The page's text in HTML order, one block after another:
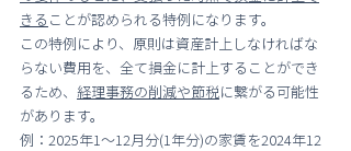
きる ことが認められる特例になります。
この特例により、原則は資産計上しなければな
らない費用を、全て損金に計上することができ
るため、 経理事務の削減や節税に繋がる可能性
があります。
例：2025年1～12月分(1年分)の家賃を2024年12